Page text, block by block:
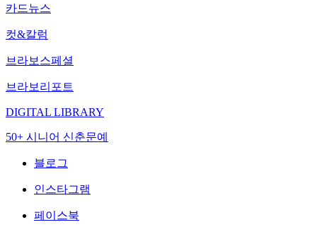
카드뉴스
컷&칼럼
브라보스페셜
브라보리포트
DIGITAL LIBRARY
50+ 시니어 신춘문예
블로그
인스타그램
페이스북